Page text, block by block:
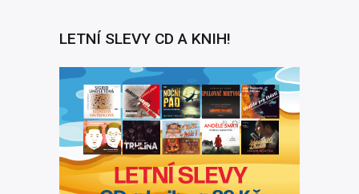
LETNÍ SLEVY CD A KNIH!